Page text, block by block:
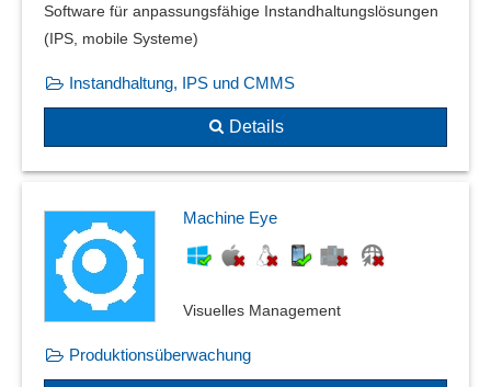
Software für anpassungsfähige Instandhaltungslösungen
(IPS, mobile Systeme)
Instandhaltung, IPS und CMMS
Details
Machine Eye
Visuelles Management
Produktionsüberwachung